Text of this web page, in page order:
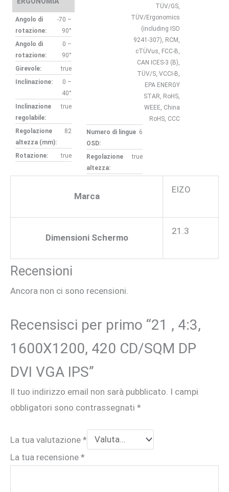
Angolo di
rotazione:
-70 –
90°
Angolo di
rotazione:
0 –
90°
Girevole:
true
Inclinazione:
0 –
40°
Inclinazione
regolabile:
true
Regolazione
altezza (mm):
82
Rotazione: true
TÜV/GS,
TÜV/Ergonomics
(including ISO
9241-307), RCM,
cTÜVus, FCC-B,
CAN ICES-3 (B),
TÜV/S, VCCI-B,
EPA ENERGY
STAR, RoHS,
WEEE, China
RoHS, CCC
Numero di lingue
OSD:
6
Regolazione
altezza:
true
Marca
EIZO
Dimensioni Schermo
21.3
Recensioni
Ancora non ci sono recensioni.
Recensisci per primo “21 , 4:3,
1600X1200, 420 CD/SQM DP
DVI VGA IPS”
Il tuo indirizzo email non sarà pubblicato. I campi
obbligatori sono contrassegnati *
La tua valutazione *
La tua recensione *